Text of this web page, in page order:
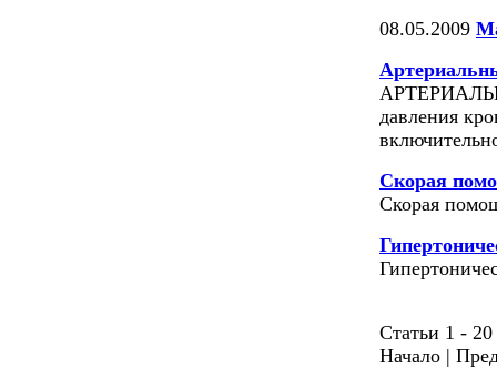
08.05.2009
давления
Скорая
Скорая
Статьи 1 - 20
Начало |